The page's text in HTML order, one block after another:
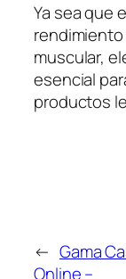
Ya sea que
muscular,
esencial
productos
← Gama
Online –